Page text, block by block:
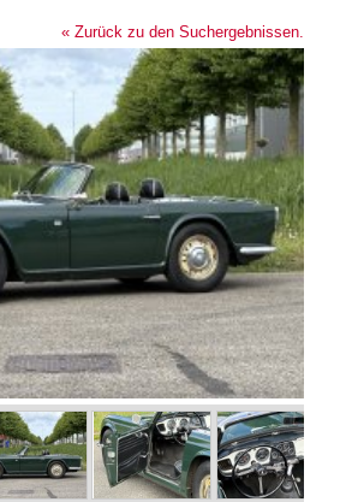
« Zurück zu den Suchergebnissen.